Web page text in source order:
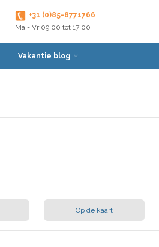
+31 (0)85-8771766
Ma - Vr 09:00 tot 17:00
Vakantie blog
Op de kaart